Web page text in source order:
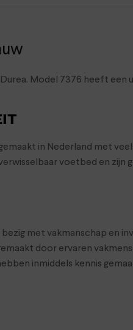
Durea. Model 7376 heeft
in Nederland met
voetbed en zijn
bezig met vakmanschap
door ervaren
inmiddels kennis